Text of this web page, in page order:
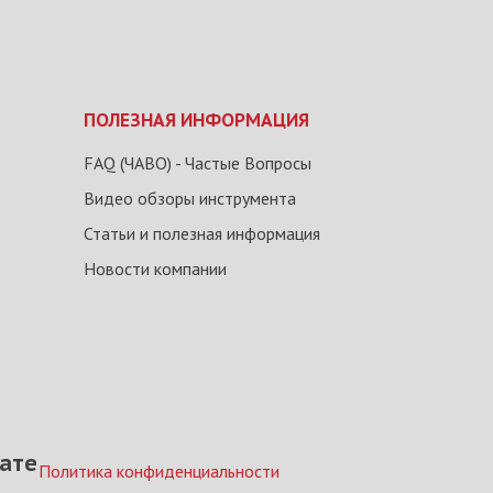
ПОЛЕЗНАЯ ИНФОРМАЦИЯ
FAQ (ЧАВО) - Частые Вопросы
Видео обзоры инструмента
Статьи и полезная информация
Новости компании
Политика конфиденциальности